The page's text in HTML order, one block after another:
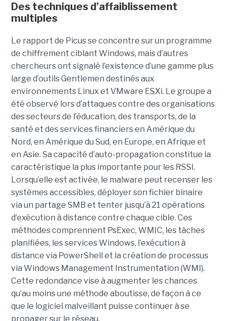
Des techniques d’affaiblissement
multiples
Le rapport de Picus se concentre sur un programme
de chiffrement ciblant Windows, mais d’autres
chercheurs ont signalé l’existence d’une gamme plus
large d’outils Gentlemen destinés aux
environnements Linux et VMware ESXi. Le groupe a
été observé lors d’attaques contre des organisations
des secteurs de l’éducation, des transports, de la
santé et des services financiers en Amérique du
Nord, en Amérique du Sud, en Europe, en Afrique et
en Asie. Sa capacité d’auto-propagation constitue la
caractéristique la plus importante pour les RSSI.
Lorsqu’elle est activée, le malware peut recenser les
systèmes accessibles, déployer son fichier binaire
via un partage SMB et tenter jusqu’à 21 opérations
d’exécution à distance contre chaque cible. Ces
méthodes comprennent PsExec, WMIC, les tâches
planifiées, les services Windows, l’exécution à
distance via PowerShell et la création de processus
via Windows Management Instrumentation (WMI).
Cette redondance vise à augmenter les chances
qu’au moins une méthode aboutisse, de façon à ce
que le logiciel malveillant puisse continuer à se
propager sur le réseau.